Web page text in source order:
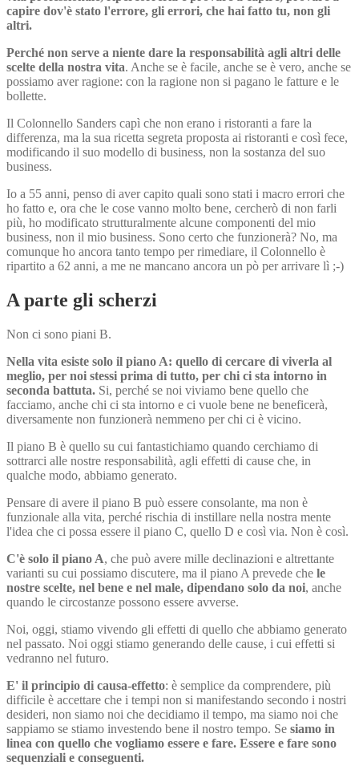
capire dov'è stato l'errore, gli errori, che hai fatto tu, non gli
altri.
Perché non serve a niente dare la responsabilità agli altri delle
scelte della nostra vita. Anche se è facile, anche se è vero, anche se
possiamo aver ragione: con la ragione non si pagano le fatture e le
bollette.
Il Colonnello Sanders capì che non erano i ristoranti a fare la
differenza, ma la sua ricetta segreta proposta ai ristoranti e così fece,
modificando il suo modello di business, non la sostanza del suo
business.
Io a 55 anni, penso di aver capito quali sono stati i macro errori che
ho fatto e, ora che le cose vanno molto bene, cercherò di non farli
più, ho modificato strutturalmente alcune componenti del mio
business, non il mio business. Sono certo che funzionerà? No, ma
comunque ho ancora tanto tempo per rimediare, il Colonnello è
ripartito a 62 anni, a me ne mancano ancora un pò per arrivare lì ;-)
A parte gli scherzi
Non ci sono piani B.
Nella vita esiste solo il piano A: quello di cercare di viverla al
meglio, per noi stessi prima di tutto, per chi ci sta intorno in
seconda battuta. Si, perché se noi viviamo bene quello che
facciamo, anche chi ci sta intorno e ci vuole bene ne beneficerà,
diversamente non funzionerà nemmeno per chi ci è vicino.
Il piano B è quello su cui fantastichiamo quando cerchiamo di
sottrarci alle nostre responsabilità, agli effetti di cause che, in
qualche modo, abbiamo generato.
Pensare di avere il piano B può essere consolante, ma non è
funzionale alla vita, perché rischia di instillare nella nostra mente
l'idea che ci possa essere il piano C, quello D e così via. Non è così.
C'è solo il piano A, che può avere mille declinazioni e altrettante
varianti su cui possiamo discutere, ma il piano A prevede che le
nostre scelte, nel bene e nel male, dipendano solo da noi, anche
quando le circostanze possono essere avverse.
Noi, oggi, stiamo vivendo gli effetti di quello che abbiamo generato
nel passato. Noi oggi stiamo generando delle cause, i cui effetti si
vedranno nel futuro.
E' il principio di causa-effetto: è semplice da comprendere, più
difficile è accettare che i tempi non si manifestando secondo i nostri
desideri, non siamo noi che decidiamo il tempo, ma siamo noi che
sappiamo se stiamo investendo bene il nostro tempo. Se siamo in
linea con quello che vogliamo essere e fare. Essere e fare sono
sequenziali e conseguenti.